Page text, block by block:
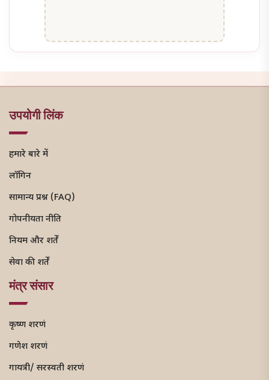
उपयोगी लिंक
हमारे बारे में
लॉगिन
सामान्य प्रश्न (FAQ)
गोपनीयता नीति
नियम और शर्तें
सेवा की शर्तें
मंत्र संसार
कृष्ण शरणं
गणेश शरणं
गायत्री/ सरस्वती शरणं